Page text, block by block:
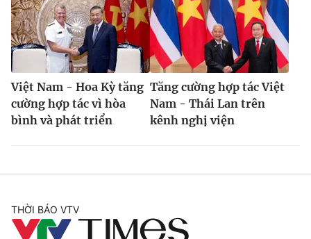
Việt Nam - Hoa Kỳ tăng
cường hợp tác vì hòa
bình và phát triển
Tăng cường hợp tác Việt
Nam - Thái Lan trên
kênh nghị viện
THỜI BÁO VTV